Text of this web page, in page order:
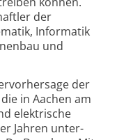
der
Infor­matik
und
der
in Aachen am
elek­trische
Jahren unter­